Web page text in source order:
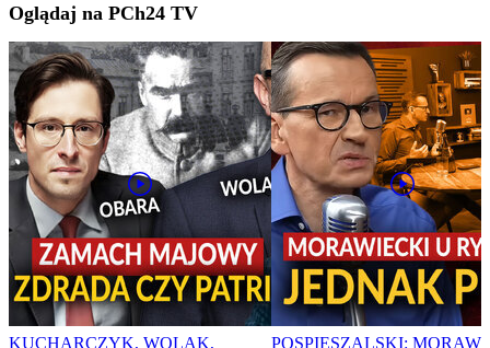
Oglądaj na PCh24 TV
KUCHARCZYK, WOLAK, POSPIESZALSKI: